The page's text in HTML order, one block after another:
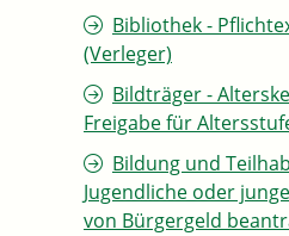
Bibliothek -
(Verleger)
Bildträger -
Freigabe für
Bildung und
Jugendliche oder
von Bürgergeld